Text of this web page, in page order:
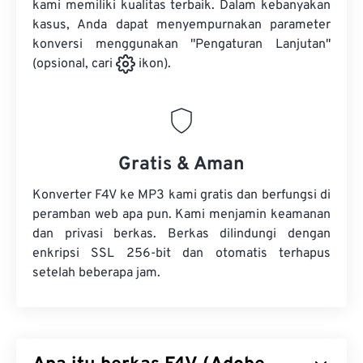
kami memiliki kualitas terbaik. Dalam kebanyakan
kasus, Anda dapat menyempurnakan parameter
konversi menggunakan "Pengaturan Lanjutan"
(opsional, cari
ikon).
Gratis & Aman
Konverter F4V ke MP3 kami gratis dan berfungsi di
peramban web apa pun. Kami menjamin keamanan
dan privasi berkas. Berkas dilindungi dengan
enkripsi SSL 256-bit dan otomatis terhapus
setelah beberapa jam.